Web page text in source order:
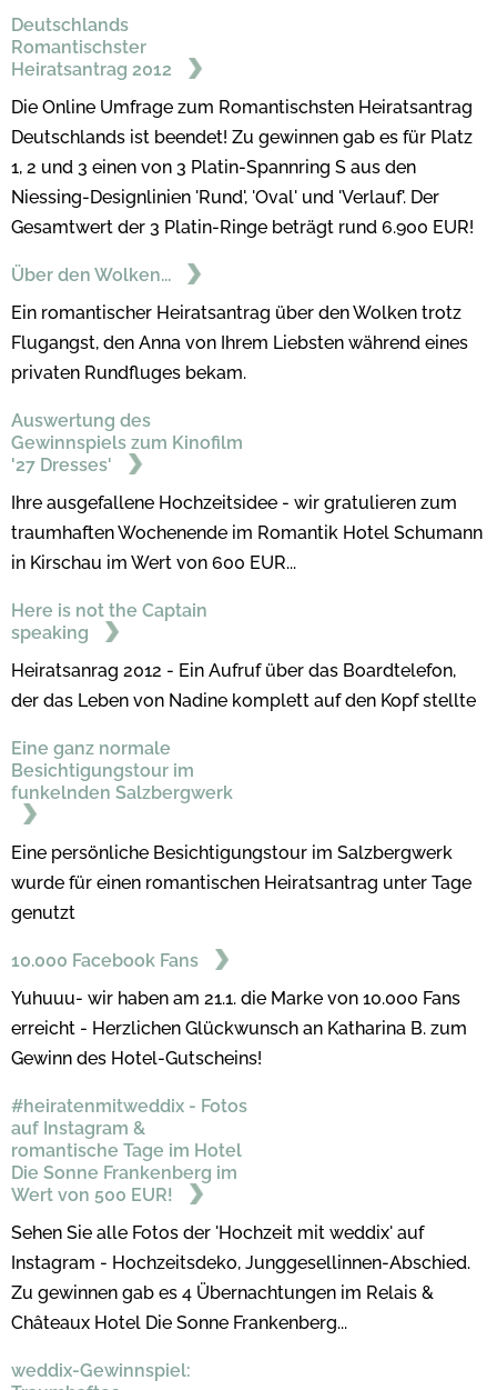
Deutschlands
Romantischster
Heiratsantrag 2012
Die Online Umfrage zum Romantischsten Heiratsantrag
Deutschlands ist beendet! Zu gewinnen gab es für Platz
1, 2 und 3 einen von 3 Platin-Spannring S aus den
Niessing-Designlinien 'Rund', 'Oval' und 'Verlauf'. Der
Gesamtwert der 3 Platin-Ringe beträgt rund 6.900 EUR!
Über den Wolken...
Ein romantischer Heiratsantrag über den Wolken trotz
Flugangst, den Anna von Ihrem Liebsten während eines
privaten Rundfluges bekam.
Auswertung des
Gewinnspiels zum Kinofilm
'27 Dresses'
Ihre ausgefallene Hochzeitsidee - wir gratulieren zum
traumhaften Wochenende im Romantik Hotel Schumann
in Kirschau im Wert von 600 EUR...
Here is not the Captain
speaking
Heiratsanrag 2012 - Ein Aufruf über das Boardtelefon,
der das Leben von Nadine komplett auf den Kopf stellte
Eine ganz normale
Besichtigungstour im
funkelnden Salzbergwerk
Eine persönliche Besichtigungstour im Salzbergwerk
wurde für einen romantischen Heiratsantrag unter Tage
genutzt
10.000 Facebook Fans
Yuhuuu- wir haben am 21.1. die Marke von 10.000 Fans
erreicht - Herzlichen Glückwunsch an Katharina B. zum
Gewinn des Hotel-Gutscheins!
#heiratenmitweddix - Fotos
auf Instagram &
romantische Tage im Hotel
Die Sonne Frankenberg im
Wert von 500 EUR!
Sehen Sie alle Fotos der 'Hochzeit mit weddix' auf
Instagram - Hochzeitsdeko, Junggesellinnen-Abschied.
Zu gewinnen gab es 4 Übernachtungen im Relais &
Châteaux Hotel Die Sonne Frankenberg...
weddix-Gewinnspiel: